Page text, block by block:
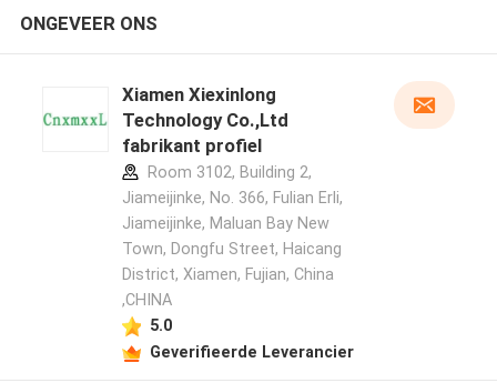
ONGEVEER ONS
Xiamen Xiexinlong
Technology Co.,Ltd
fabrikant profiel
Room 3102, Building 2,
Jiameijinke, No. 366, Fulian Erli,
Jiameijinke, Maluan Bay New
Town, Dongfu Street, Haicang
District, Xiamen, Fujian, China
,CHINA
5.0
Geverifieerde Leverancier